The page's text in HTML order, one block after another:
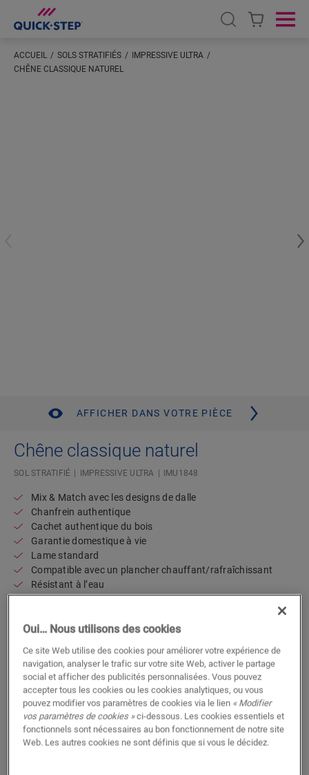
Open search
ACCUEIL SOLS STRATIFIÉS
IMPRESSIVE ULTRA
CHÊNE CLASSIQUE NATUREL
AFFICHER DANS VOTRE PIÈCE
Chêne classique naturel
SOL STRATIFIÉ IMPRESSIVE ULTRA IMU1848
Mix & Match avec les designs de dalle
Chanfrein authentique
Cachet authentique du bois
Garantie domestique à vie
Lame standard
Compatible avec un plancher chauffant/rafraîchissant
Résistant à l’eau
2 variantes
vous
Vous brûlez d’impatience de voir ce sol en vrai ? Vous
vous posez des questions ? Il y a toujours un
revendeur Quick-Step à proximité.
Oui… Nous utilisons des cookies
Ce site Web utilise des cookies pour améliorer votre expérience de
navigation, analyser le trafic sur votre site Web, activer le partage
social et afficher des publicités personnalisées. Vous pouvez
accepter tous les cookies ou les cookies analytiques, ou vous
pouvez modifier vos paramètres de cookies via le lien « Modifier
vos paramètres de cookies »ci-dessous. Les cookies essentiels et
fonctionnels sont nécessaires au bon fonctionnement de notre site
Web. Les autres cookies ne sont définis que si vous le décidez.